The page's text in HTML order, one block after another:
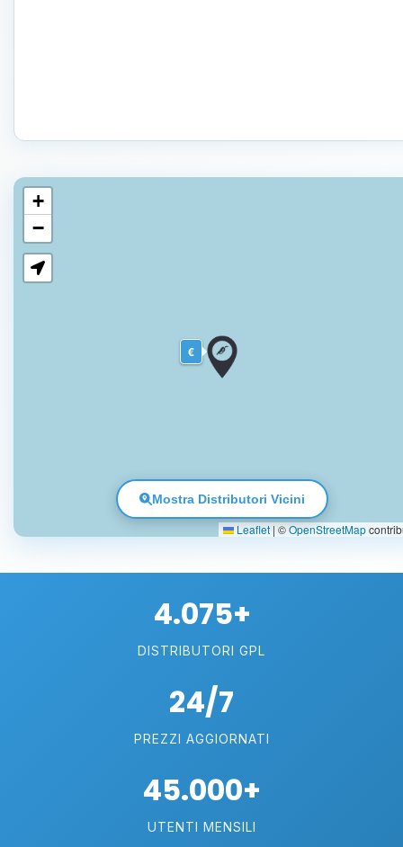
€
+
−
Leaflet | ©OpenStreetMap
Mostra Distributori Vicini
4.075+
DISTRIBUTORI GPL
24/7
PREZZI AGGIORNATI
45.000+
UTENTI MENSILI